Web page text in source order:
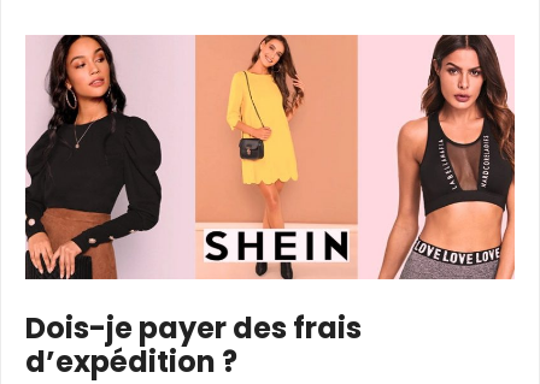
Dois-je payer des frais
d’expédition ?